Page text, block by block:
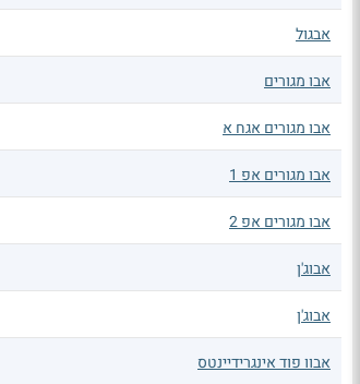
אבגול
אבו מגורים
אבו מגורים אגח א
אבו מגורים אפ 1
אבו מגורים אפ 2
אבוג'ן
אבוג'ן
אבוו פוד אינגרידיינטס